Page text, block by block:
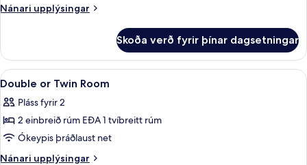
rúmi
Nánari upplýsingar
Nánari
herbergi
með
tvíbreiðu
Skoða verð fyrir þínar dagsetningar
Skoða
allar
myndir
fyrir
Double
or
Míníbar, öryggishólf í herbergi,
6
Double or Twin Room
Pláss fyrir 2
2 einbreið rúm EÐA 1 tvíbreitt rúm
Ókeypis þráðlaust net
Nánari upplýsingar
Nánari